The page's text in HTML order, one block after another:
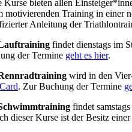
Kurse bieten allen
motivierenden Training in einer
Anleitung der
findet dienstags im
der Termine geht es hier.
wird in den
. Zur Buchung der Termine
findet
dieser Kurse ist der Besitz